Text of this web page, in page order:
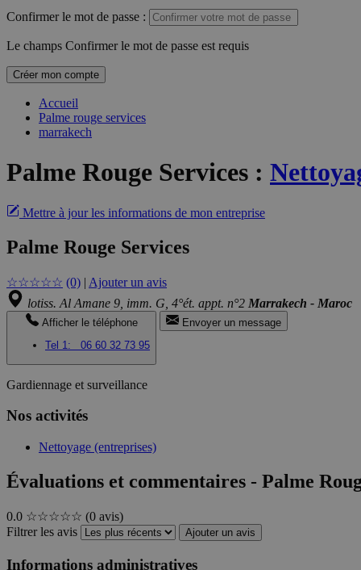
Confirmer le mot de passe :
Le champs Confirmer le mot de passe est requis
Créer mon compte
Accueil
Palme rouge services
marrakech
Palme Rouge Services :
Mettre à jour les informations de mon entreprise
Palme Rouge Services
☆☆☆☆☆ (0) | Ajouter un avis
lotiss. Al Amane 9, imm. G, 4°ét. appt. n°2 Marrakech - Maroc
Afficher le téléphone
Tel 1:
06 60 32 73 95
Envoyer un message
Gardiennage et surveillance
Nos activités
Nettoyage (entreprises)
Évaluations et commentaires - Palme
0.0 ☆☆☆☆☆ (0 avis)
Filtrer les avis
Ajouter un avis
Informations administratives